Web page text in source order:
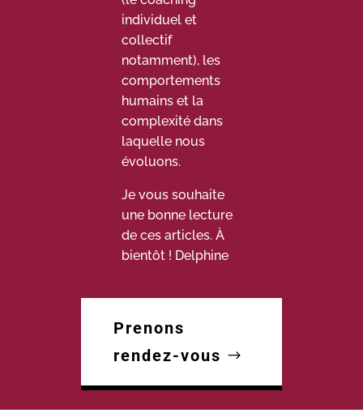
individuel et
collectif
notamment), les
comportements
humains et la
complexité dans
laquelle nous
évoluons.
Je vous souhaite
une bonne lecture
de ces articles. À
bientôt ! Delphine
Prenons
rendez-vous